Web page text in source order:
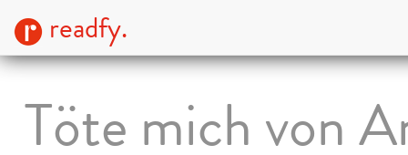
readfy.
Töte mich von